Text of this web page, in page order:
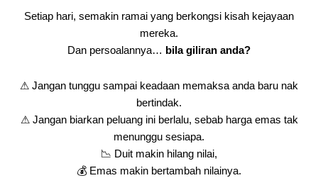
Setiap hari, semakin ramai yang berkongsi kisah kejayaan
mereka.
Dan persoalannya… bila giliran anda?
⚠ Jangan tunggu sampai keadaan memaksa anda baru nak
bertindak.
⚠ Jangan biarkan peluang ini berlalu, sebab harga emas tak
menunggu sesiapa.
📉 Duit makin hilang nilai,
💰 Emas makin bertambah nilainya.